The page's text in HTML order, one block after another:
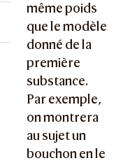
même poids
que le modèle
donné de la
première
substance.
Par exemple,
on montrera
au sujet un
bouchon en le